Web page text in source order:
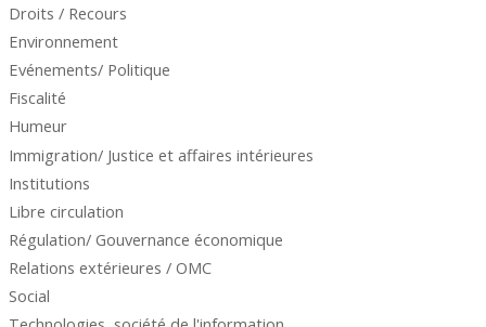
Droits / Recours
Environnement
Evénements/ Politique
Fiscalité
Humeur
Immigration/ Justice et affaires intérieures
Institutions
Libre circulation
Régulation/ Gouvernance économique
Relations extérieures / OMC
Social